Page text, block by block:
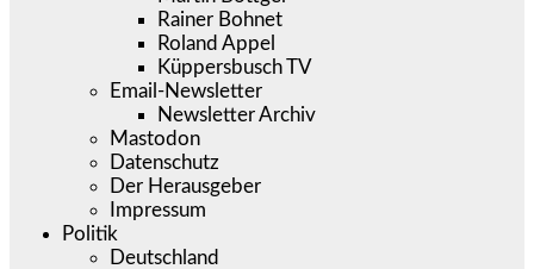
Rainer Bohnet
Roland Appel
Küppersbusch TV
Email-Newsletter
Newsletter Archiv
Mastodon
Datenschutz
Der Herausgeber
Impressum
Politik
Deutschland